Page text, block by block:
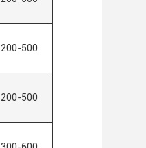
200-500
200-500